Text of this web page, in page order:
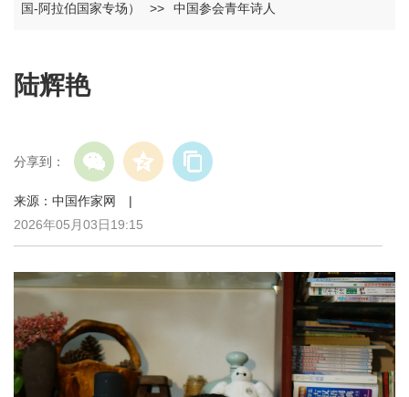
国-阿拉伯国家专场）
>> 中国参会青年诗人
陆辉艳
分享到：
来源：中国作家网 |
2026年05月03日19:15